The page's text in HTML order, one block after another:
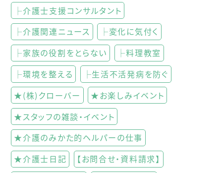
├介護士支援コンサルタント
├介護関連ニュース
├変化に気付く
├家族の役割をとらない
├料理教室
├環境を整える
├生活不活発病を防ぐ
★(株)クローバー
★お楽しみイベント
★スタッフの雑談・イベント
★介護のみかた的ヘルパーの仕事
★介護士日記
【お問合せ・資料請求】